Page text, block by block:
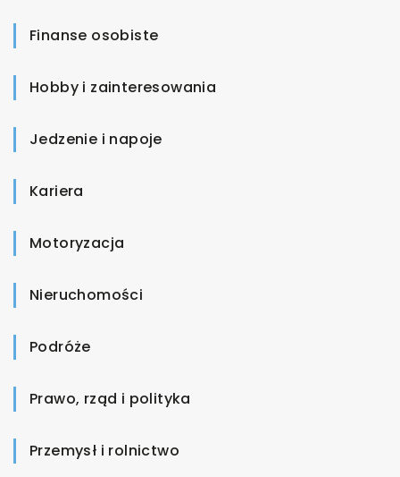
Finanse osobiste
Hobby i zainteresowania
Jedzenie i napoje
Kariera
Motoryzacja
Nieruchomości
Podróże
Prawo, rząd i polityka
Przemysł i rolnictwo